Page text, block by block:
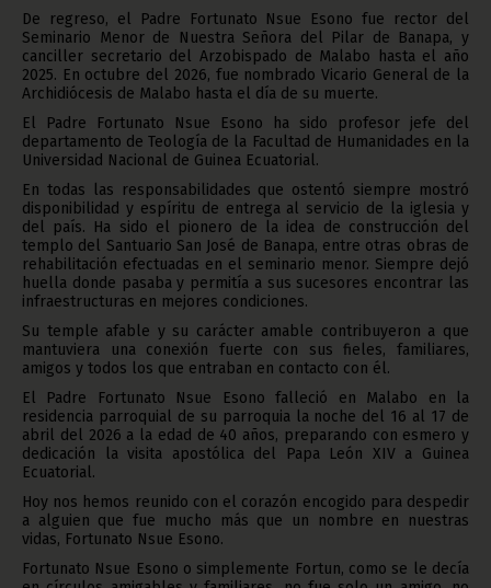
De regreso, el Padre Fortunato Nsue Esono fue rector del
Seminario Menor de Nuestra Señora del Pilar de Banapa, y
canciller secretario del Arzobispado de Malabo hasta el año
2025. En octubre del 2026, fue nombrado Vicario General de la
Archidiócesis de Malabo hasta el día de su muerte.
El Padre Fortunato Nsue Esono ha sido profesor jefe del
departamento de Teología de la Facultad de Humanidades en la
Universidad Nacional de Guinea Ecuatorial.
En todas las responsabilidades que ostentó siempre mostró
disponibilidad y espíritu de entrega al servicio de la iglesia y
del país. Ha sido el pionero de la idea de construcción del
templo del Santuario San José de Banapa, entre otras obras de
rehabilitación efectuadas en el seminario menor. Siempre dejó
huella donde pasaba y permitía a sus sucesores encontrar las
infraestructuras en mejores condiciones.
Su temple afable y su carácter amable contribuyeron a que
mantuviera una conexión fuerte con sus fieles, familiares,
amigos y todos los que entraban en contacto con él.
El Padre Fortunato Nsue Esono falleció en Malabo en la
residencia parroquial de su parroquia la noche del 16 al 17 de
abril del 2026 a la edad de 40 años, preparando con esmero y
dedicación la visita apostólica del Papa León XIV a Guinea
Ecuatorial.
Hoy nos hemos reunido con el corazón encogido para despedir
a alguien que fue mucho más que un nombre en nuestras
vidas, Fortunato Nsue Esono.
Fortunato Nsue Esono o simplemente Fortun, como se le decía